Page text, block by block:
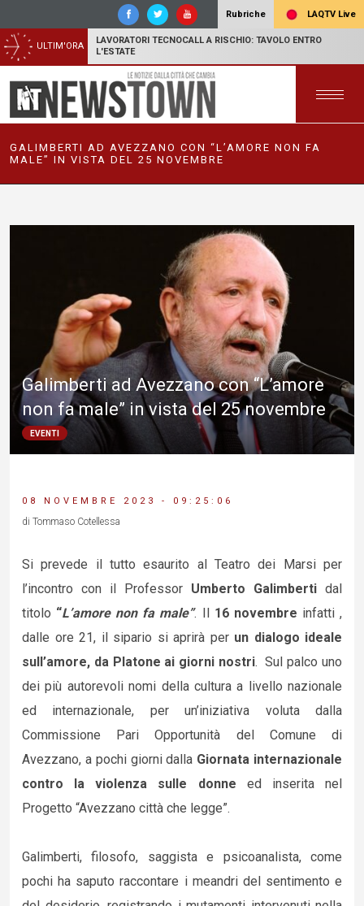
Rubriche LAQTV Live
ULTIM'ORA
LAVORATORI TECNOCALL A RISCHIO: TAVOLO ENTRO
L'ESTATE
GALIMBERTI AD AVEZZANO CON “L’AMORE NON FA
MALE” IN VISTA DEL 25 NOVEMBRE
Galimberti ad Avezzano con “L’amore
non fa male” in vista del 25 novembre
EVENTI
08 NOVEMBRE 2023 - 09:25:06
di Tommaso Cotellessa
Si prevede il tutto esaurito al Teatro dei Marsi per
l’incontro con il Professor Umberto Galimberti dal
titolo “L’amore non fa male”. Il 16 novembre infatti ,
dalle ore 21, il sipario si aprirà per un dialogo ideale
sull’amore, da Platone ai giorni nostri. Sul palco uno
dei più autorevoli nomi della cultura a livello nazionale
ed internazionale, per un’iniziativa voluta dalla
Commissione Pari Opportunità del Comune di
Avezzano, a pochi giorni dalla Giornata internazionale
contro la violenza sulle donne ed inserita nel
Progetto “Avezzano città che legge”.
Galimberti, filosofo, saggista e psicoanalista, come
pochi ha saputo raccontare i meandri del sentimento e